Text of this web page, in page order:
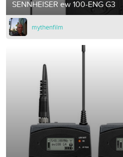
SENNHEISER ew 100-ENG G3
mythenfilm